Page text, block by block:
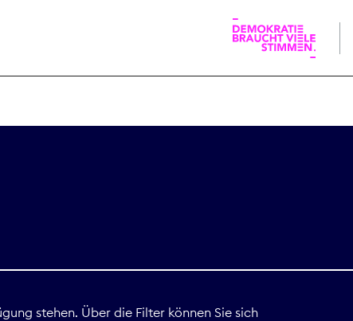
stehen. Über die Filter können Sie sich